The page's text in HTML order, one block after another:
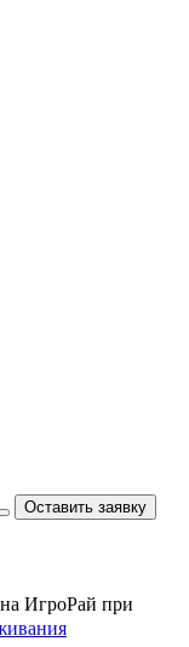
Оставить заявку
ИгроРай при